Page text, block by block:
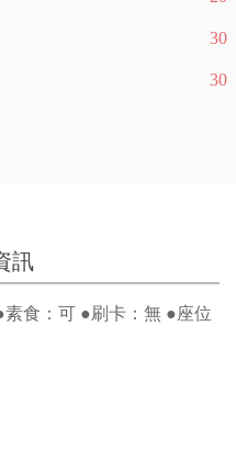
30
30
訊
素食：可 ●刷卡：無 ●座位